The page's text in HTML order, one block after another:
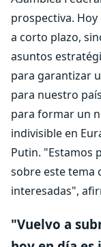
prospectiva.
a corto plazo,
asuntos
para garantizar
para nuestro
para formar un
indivisible en
Putin. "Estamos
sobre este tema
interesadas",
"Vuelvo a